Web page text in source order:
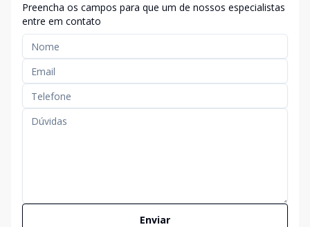
Preencha os campos para que um de nossos especialistas
entre em contato
Enviar